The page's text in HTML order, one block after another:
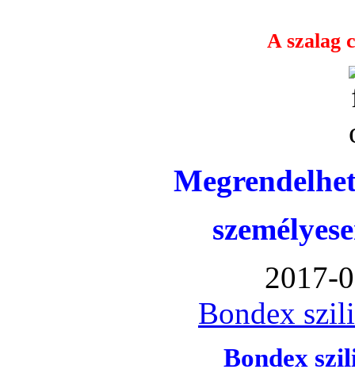
A szalag
2017-
Bondex
Bondex